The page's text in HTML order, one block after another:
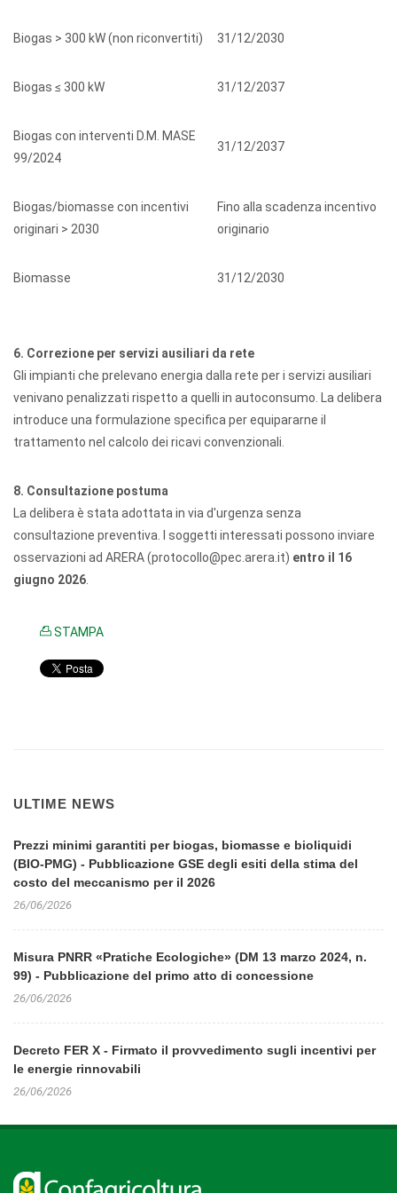
Biogas > 300 kW (non riconvertiti) 31/12/2030
Biogas ≤ 300 kW 31/12/2037
Biogas con interventi D.M. MASE
99/2024
31/12/2037
Biogas/biomasse con incentivi
originari > 2030
Fino alla scadenza incentivo
originario
Biomasse 31/12/2030
6. Correzione per servizi ausiliari da rete
Gli impianti che prelevano energia dalla rete per i servizi ausiliari
venivano penalizzati rispetto a quelli in autoconsumo. La delibera
introduce una formulazione specifica per equipararne il
trattamento nel calcolo dei ricavi convenzionali.
8. Consultazione postuma
La delibera è stata adottata in via d'urgenza senza
consultazione preventiva. I soggetti interessati possono inviare
osservazioni ad ARERA (protocollo@pec.arera.it) entro il 16
giugno 2026
STAMPA
ULTIME NEWS
Prezzi minimi garantiti per biogas, biomasse e bioliquidi
(BIO-PMG) - Pubblicazione GSE degli esiti della stima del
costo del meccanismo per il 2026
26/06/2026
Misura PNRR «Pratiche Ecologiche» (DM 13 marzo 2024, n.
99) - Pubblicazione del primo atto di concessione
26/06/2026
Decreto FER X - Firmato il provvedimento sugli incentivi per
le energie rinnovabili
26/06/2026